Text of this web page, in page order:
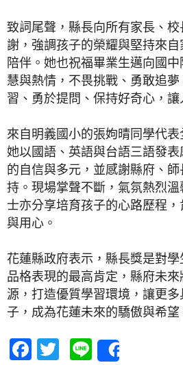
致詞尾聲，縣長向所有家長、
謝，強調孩子的榮耀與堅持來
陪伴。她也祝福畢業生邁向國
慧與熱情，不畏挑戰、勇敢追
習、勇於提問、保持好奇心，讓
來自明義國小的張姁晴同學代表
她以國語、英語與台語三語發
的自信與多元，並感謝縣府、
持。現場掌聲不斷，氣氛熱烈
士亦分享培育孩子的心路歷程
與用心。
花蓮縣政府表示，縣長獎是對
品格表現的最高肯定，縣府未
源，打造優質學習環境，讓更
子，成為花蓮未來的驕傲與希望
Facebook
Twitter
Line